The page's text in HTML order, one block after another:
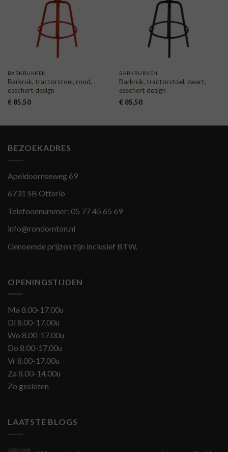
VERLANGLIJST
BARKRUKKEN
Barkruk, tractorstoel, rood,
esschert design
€85,50
VERLANGLIJST
BARKRUKKEN
Barkruk, tractorstoel, zwart,
esschert design
€85,50
BEZOEKADRES
Apeldoornseweg 69
6731 SB Otterlo
Telefoonnummer: 05 77 45 65 69
info@rondomton.nl
Genoemde prijzen zijn inclusief BTW.
OPENINGSTIJDEN
Ma 8.00-17.00u
Di 8.00-17.00u
Wo 8.00-17.00u
Do 8.00-17.00u
Vr 8.00-17.00u
Za 8.00-14.00u
Zo gesloten
LAATSTE BLOGS